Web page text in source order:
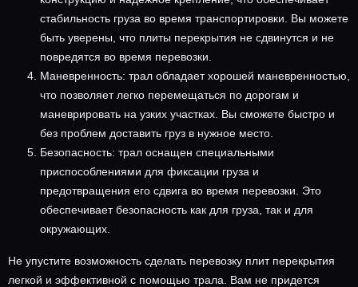
стабильность груза во время транспортировки. Вы можете
быть уверены, что плиты перекрытия не сдвинутся и не
повредятся во время перевозки.
Маневренность: трал обладает хорошей маневренностью,
что позволяет легко перемещаться по дорогам и
маневрировать на узких участках. Вы сможете быстро и
без проблем доставить груз в нужное место.
Безопасность: трал оснащен специальными
приспособлениями для фиксации груза и
предотвращения его сдвига во время перевозки. Это
обеспечивает безопасность как для груза, так и для
окружающих.
Не упустите возможность сделать перевозку плит перекрытия
легкой и эффективной с помощью трала. Вам не придется